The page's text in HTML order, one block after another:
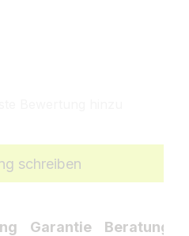
schreiben
Garantie Beratung